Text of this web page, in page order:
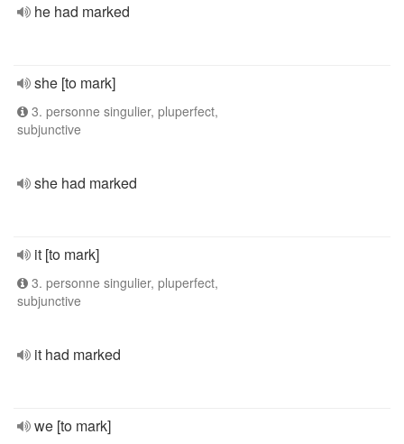
he had marked
she [to mark]
3. personne singulier, pluperfect,
subjunctive
she had marked
it [to mark]
3. personne singulier, pluperfect,
subjunctive
it had marked
we [to mark]